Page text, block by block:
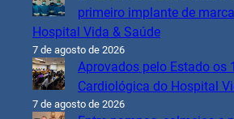
primeiro implante de
Hospital Vida & Saúde
7 de agosto de 2026
Aprovados pelo Estado os
Cardiológica do Hospital
7 de agosto de 2026